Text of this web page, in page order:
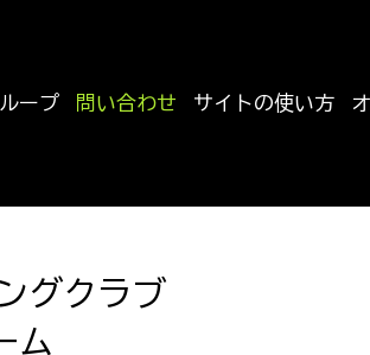
ープ 問い合わせ サイトの使い方
グクラブ
ム